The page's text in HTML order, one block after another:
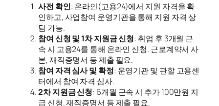
사전 확인: 온라인(고용24)에서 지원 자격을 확
인하고, 사업참여 운영기관을 통해 지원 자격 상
담 가능.
참여 신청 및 1차 지원금 신청: 취업 후 3개월 근
속 시 고용24를 통해 온라인 신청. 근로계약서 사
본, 재직증명서 등 제출 필요.
참여 자격 심사 및 확정: 운영기관 및 관할 고용센
터에서 참여 자격 심사.
2차 지원금 신청: 6개월 근속 시 추가 100만원 지
급 신청. 재직증명서 등 제출 필요.